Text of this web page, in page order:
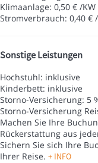
Klimaanlage: 0,50 € /KW
Stromverbrauch: 0,40 €
Sonstige Leistungen
Hochstuhl: inklusive
Kinderbett: inklusive
Storno-Versicherung: 5
Storno-Versicherung
Machen Sie Ihre
Rückerstattung aus
Sichern Sie sich Ihre
Ihrer Reise. + INFO